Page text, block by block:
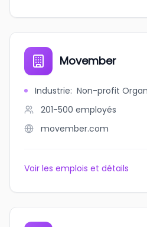
Movember
Industrie: Non-profit
201-500 employés
movember.com
Voir les emplois et détails